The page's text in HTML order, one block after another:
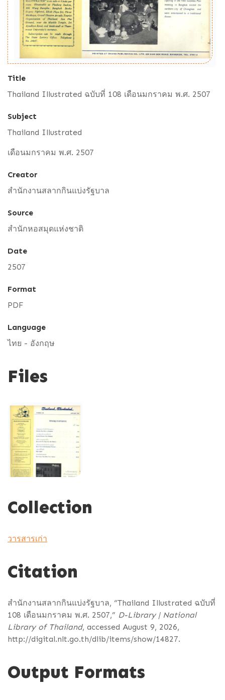
Title
Thailand Illustrated ฉบับที่ 108 เดือนมกราคม พ.ศ. 2507
Subject
Thailand Illustrated
เดือนมกราคม พ.ศ. 2507
Creator
สำนักงานสลากกินแบ่งรัฐบาล
Source
สำนักหอสมุดแห่งชาติ
Date
2507
Format
PDF
Language
ไทย - อังกฤษ
Files
Collection
วารสารเก่า
Citation
สำนักงานสลากกินแบ่งรัฐบาล, “Thailand Illustrated ฉบับที่
108 เดือนมกราคม พ.ศ. 2507,” D-Library | National
Library of Thailand, accessed August 9, 2026,
http://digital.nlt.go.th/dlib/items/show/14827.
Output Formats